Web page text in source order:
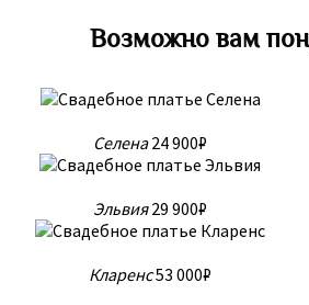
Возможно вам
Селена 24 900₽
Эльвия29 900₽
Кларенс53 000₽